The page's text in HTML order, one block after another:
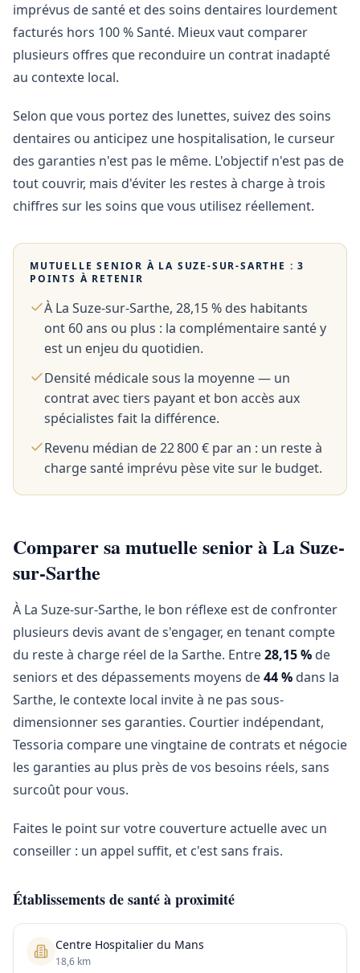
imprévus de santé et des soins dentaires lourdement
facturés hors 100 % Santé. Mieux vaut comparer
plusieurs offres que reconduire un contrat inadapté
au contexte local.
Selon que vous portez des lunettes, suivez des soins
dentaires ou anticipez une hospitalisation, le curseur
des garanties n'est pas le même. L'objectif n'est pas de
tout couvrir, mais d'éviter les restes à charge à trois
chiffres sur les soins que vous utilisez réellement.
MUTUELLE SENIOR À LA SUZE-SUR-SARTHE : 3
POINTS À RETENIR
À La Suze-sur-Sarthe, 28,15 % des habitants
ont 60 ans ou plus : la complémentaire santé y
est un enjeu du quotidien.
Densité médicale sous la moyenne — un
contrat avec tiers payant et bon accès aux
spécialistes fait la différence.
Revenu médian de 22 800 € par an : un reste à
charge santé imprévu pèse vite sur le budget.
Comparer sa mutuelle senior à La Suze-
sur-Sarthe
À La Suze-sur-Sarthe, le bon réflexe est de confronter
plusieurs devis avant de s'engager, en tenant compte
du reste à charge réel de la Sarthe. Entre28,15 % de
seniors et des dépassements moyens de44 % dans la
Sarthe, le contexte local invite à ne pas sous-
dimensionner ses garanties. Courtier indépendant,
Tessoria compare une vingtaine de contrats et négocie
les garanties au plus près de vos besoins réels, sans
surcoût pour vous.
Faites le point sur votre couverture actuelle avec un
conseiller : un appel suffit, et c'est sans frais.
Établissements de santé à proximité
Centre Hospitalier du Mans
18,6 km